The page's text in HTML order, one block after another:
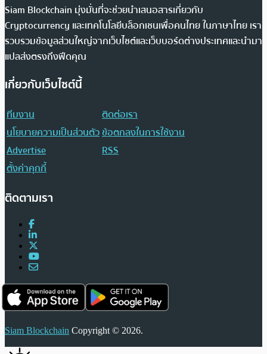
Siam Blockchain มุ่งมั่นที่จะช่วยนำเสนอสารเกี่ยวกับ
Cryptocurrency และเทคโนโลยีบล็อกเชนเพื่อคนไทย ในภาษาไทย เรา
รวบรวมข้อมูลส่วนใหญ่จากเว็บไซต์และเว็บบอร์ดต่างประเทศและนำมา
แปลส่งตรงถึงฟีดคุณ
เกี่ยวกับเว็บไซต์นี้
ทีมงาน
ติดต่อเรา
นโยบายความเป็นส่วนตัวข้อตกลงในการใช้งาน
Advertise
RSS
ตั้งค่าคุกกี้
ติดตามเรา
Siam Blockchain Copyright © 2026.